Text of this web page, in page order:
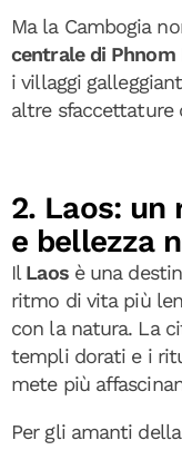
Ma la Cambogia
centrale di Phnom
i villaggi
altre sfaccettature
2. Laos:
e bellezza
Il Laosè una
ritmo di vita più
con la natura. La
templi dorati e i
mete più
Per gli amanti